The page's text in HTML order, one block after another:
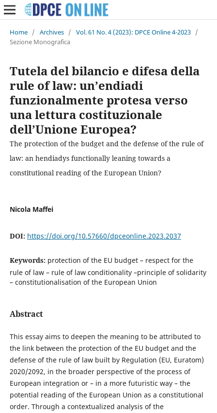
Home / Archives / Vol. 61 No. 4 (2023): DPCE Online 4-2023 /
Sezione Monografica
Tutela del bilancio e difesa della
rule of law: un’endiadi
funzionalmente protesa verso
una lettura costituzionale
dell’Unione Europea?
The protection of the budget and the defense of the rule of
law: an hendiadys functionally leaning towards a
constitutional reading of the European Union?
Nicola Maffei
DOI: https://doi.org/10.57660/dpceonline.2023.2037
Keywords: protection of the EU budget – respect for the
rule of law – rule of law conditionality –principle of solidarity
– constitutionalisation of the European Union
Abstract
This essay aims to deepen the meaning to be attributed to
the link between the protection of the EU budget and the
defense of the rule of law built by Regulation (EU, Euratom)
2020/2092, in the broader perspective of the process of
European integration or – in a more futuristic way – the
potential reading of the European Union as a constitutional
order. Through a contextualized analysis of the